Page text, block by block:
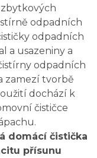
odpadních
odpadních
a usazeniny a
odpadních
zamezí tvorbě
dochází k
čističce
domácí čistička
přísunu